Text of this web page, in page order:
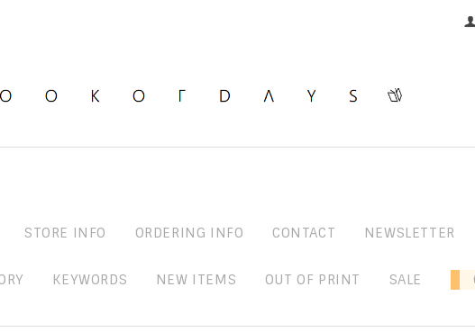
STORE INFO ORDERING INFO CONTACT NEWSLETTER
KEYWORDS NEW ITEMS OUT OF PRINT SALE